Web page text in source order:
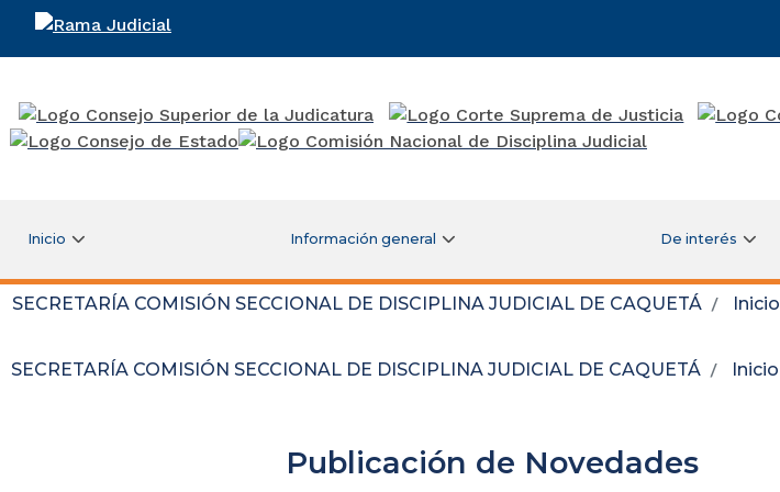
Rama Judicial
Inicio Información general De interés
SECRETARÍA COMISIÓN SECCIONAL DE DISCIPLINA JUDICIAL DE CAQUETÁ Inicio
SECRETARÍA COMISIÓN SECCIONAL DE DISCIPLINA JUDICIAL DE CAQUETÁ Inicio
Publicación de Novedades